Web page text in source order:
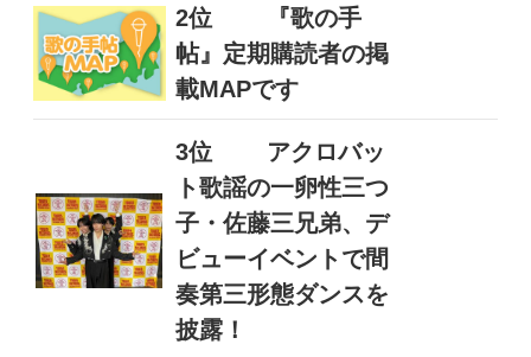
2位
『歌の手
帖』定期購読者の掲
載MAPです
3位
アクロバッ
ト歌謡の一卵性三つ
子・佐藤三兄弟、デ
ビューイベントで間
奏第三形態ダンスを
披露！